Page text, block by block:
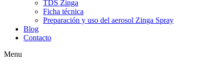
TDS Zinga
Ficha técnica
Preparación y uso del aerosol Zinga Spray
Blog
Contacto
Menu